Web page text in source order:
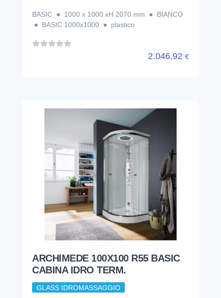
BASIC ● 1000 x 1000 xH 2070 mm ● BIANCO
● BASIC 1000x1000 ● plastico
2.046,92 €
ARCHIMEDE 100X100 R55 BASIC
CABINA IDRO TERM.
GLASS IDROMASSAGGIO